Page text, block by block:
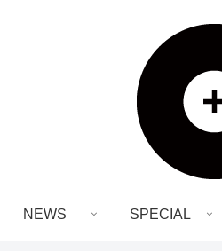
NEWS SPECIAL